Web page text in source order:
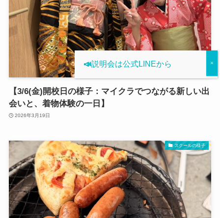
【3/6(金)開校日の様子：マイクラでつながる新しい出
会いと、着物体験の一日】
2026年3月19日
スクールの様子
📣説明会は公式LINEから